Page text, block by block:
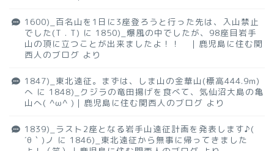
1600)_百名山を1日に3座登ろうと行った先は、入山禁止
でした(T . T) に 1850)_爆風の中でしたが、98座目岩手
山の頂に立つことが出来ましたよ！！ ｜鹿児島に住む関
西人のブログ より
1847)_東北遠征。まずは、しま山の金華山(標高444.9m)
へ に 1848)_クジラの竜田揚げを食べて、気仙沼大島の亀
山へ( ^ω^ )｜鹿児島に住む関西人のブログ より
1839)_ラスト2座となる岩手山遠征計画を発表します♪(
´θ｀)ノ に 1846)_東北遠征から無事に帰ってきました